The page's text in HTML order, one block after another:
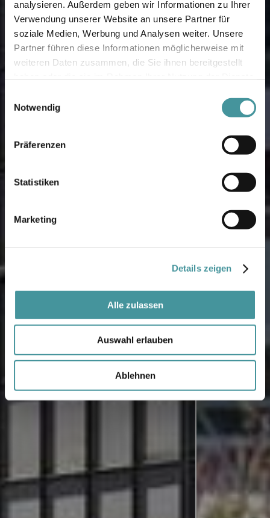
analysieren. Außerdem geben wir Informationen zu Ihrer
Verwendung unserer Website an unsere Partner für
soziale Medien, Werbung und Analysen weiter. Unsere
Partner führen diese Informationen möglicherweise mit
weiteren Daten zusammen, die Sie ihnen bereitgestellt
Notwendig
Präferenzen
Statistiken
Marketing
Details zeigen
Alle zulassen
Auswahl erlauben
Ablehnen